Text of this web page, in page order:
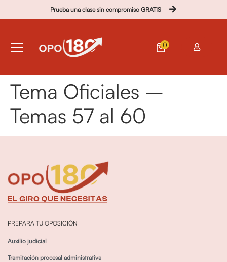
Prueba una clase sin compromiso GRATIS
0
Tema Oficiales –
Temas 57 al 60
PREPARA TU OPOSICIÓN
Auxilio judicial
Tramitación procesal administrativa